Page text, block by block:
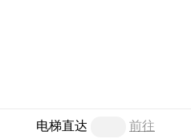
电梯直达
前往